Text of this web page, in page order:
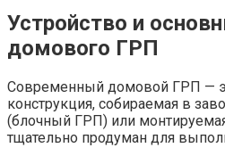
Устройство и
домового ГРП
Современный домовой ГРП —
конструкция, собираемая в
(блочный ГРП) или
тщательно продуман для